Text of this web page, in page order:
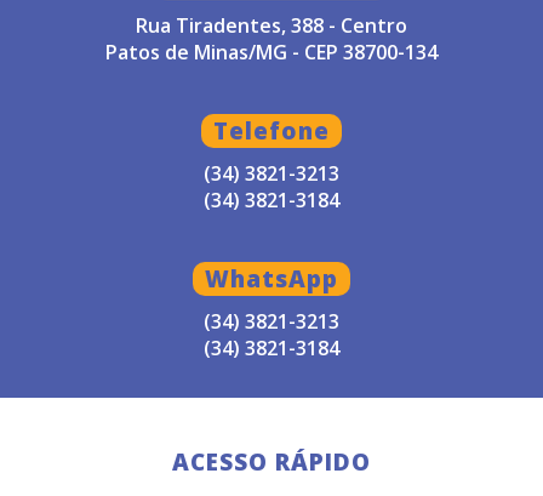
Rua Tiradentes, 388 - Centro
Patos de Minas/MG - CEP 38700-134
Telefone
(34) 3821-3213
(34) 3821-3184
WhatsApp
(34) 3821-3213
(34) 3821-3184
ACESSO RÁPIDO